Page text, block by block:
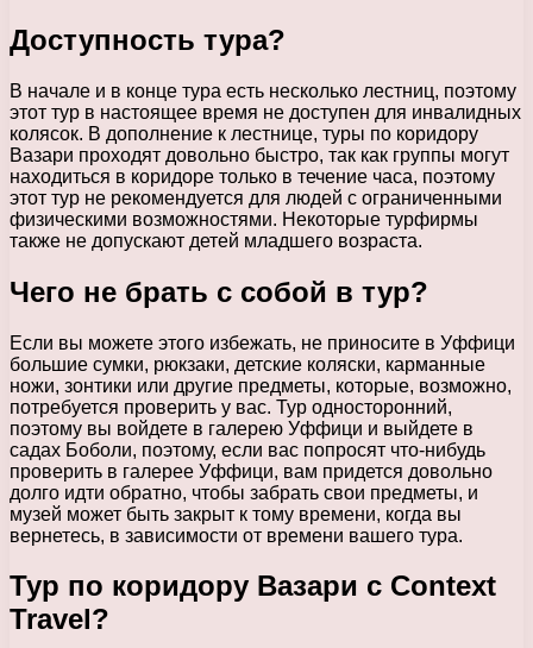
Доступность тура?
В начале и в конце тура есть несколько лестниц, поэтому
этот тур в настоящее время не доступен для инвалидных
колясок. В дополнение к лестнице, туры по коридору
Вазари проходят довольно быстро, так как группы могут
находиться в коридоре только в течение часа, поэтому
этот тур не рекомендуется для людей с ограниченными
физическими возможностями. Некоторые турфирмы
также не допускают детей младшего возраста.
Чего не брать с собой в тур?
Если вы можете этого избежать, не приносите в Уффици
большие сумки, рюкзаки, детские коляски, карманные
ножи, зонтики или другие предметы, которые, возможно,
потребуется проверить у вас. Тур односторонний,
поэтому вы войдете в галерею Уффици и выйдете в
садах Боболи, поэтому, если вас попросят что-нибудь
проверить в галерее Уффици, вам придется довольно
долго идти обратно, чтобы забрать свои предметы, и
музей может быть закрыт к тому времени, когда вы
вернетесь, в зависимости от времени вашего тура.
Тур по коридору Вазари с Context
Travel?